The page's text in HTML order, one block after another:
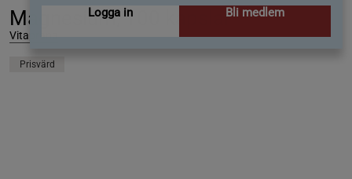
Logga in
Bli medlem
Magnesium, 100 kapslar
Vitaprana
Prisvärd